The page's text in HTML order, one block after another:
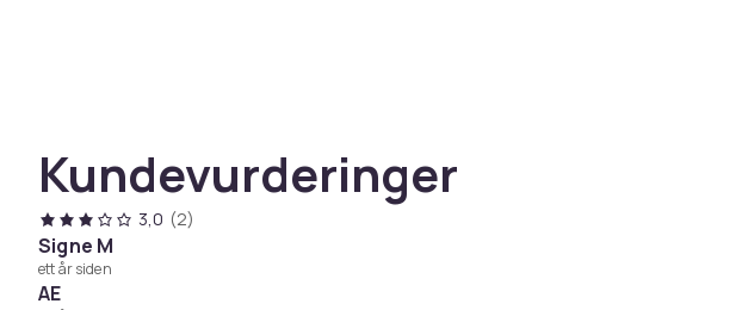
beskytter sensitive smykker mot riper og gir en eksklusiv følelse. En praktisk
smykke med eleganse. Enten det brukes til daglig organisering eller for å
utstilling i et butikkvindu, er dette en stilfull og funksjonell løsning.
Bred rulle for praktisk og enkel organisering
Myk overflate som beskytter smykker mot riper
Kundevurderinger
3,0 (2)
Signe M
ett år siden
AE